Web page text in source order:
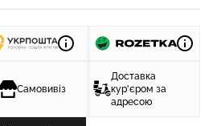
Самовивіз
Доставка
кур'єром за
адресою